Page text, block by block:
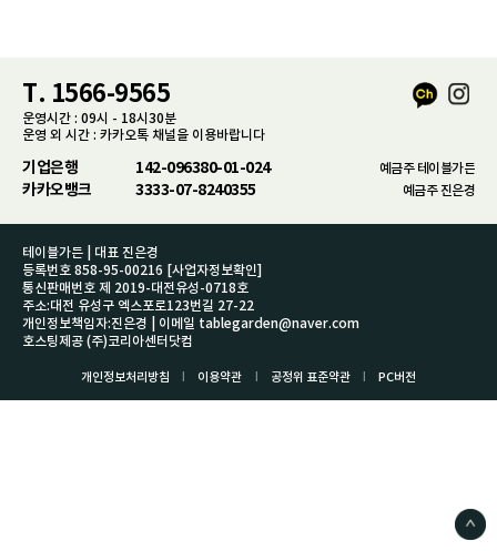
T. 1566-9565
운영시간 : 09시 - 18시30분
운영 외 시간 : 카카오톡 채널을 이용바랍니다
기업은행 142-096380-01-024 예금주 테이블가든
카카오뱅크 3333-07-8240355 예금주 진은경
테이블가든 | 대표 진은경
등록번호 858-95-00216 [사업자정보확인]
통신판매번호 제 2019-대전유성-0718호
주소:대전 유성구 엑스포로123번길 27-22
개인정보책임자:진은경 | 이메일 tablegarden@naver.com
호스팅제공 (주)코리아센터닷컴
개인정보처리방침 l 이용약관 l 공정위 표준약관 l PC버전